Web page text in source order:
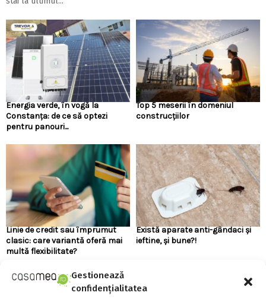
Gestionează
confidențialitatea
Energia verde, în vogă la
Constanța: de ce să optezi
pentru panouri...
Top 5 meserii în domeniul
construcțiilor
Linie de credit sau împrumut
clasic: care variantă oferă mai
multă flexibilitate?
Există aparate anti-gândaci și
ieftine, și bune?!
URMARESTE-NE PE FACEBOOK